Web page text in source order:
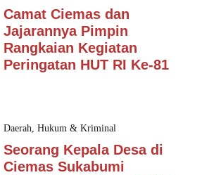
Camat Ciemas dan
Jajarannya Pimpin
Rangkaian Kegiatan
Peringatan HUT RI Ke-81
Daerah, Hukum & Kriminal
Seorang Kepala Desa di
Ciemas Sukabumi